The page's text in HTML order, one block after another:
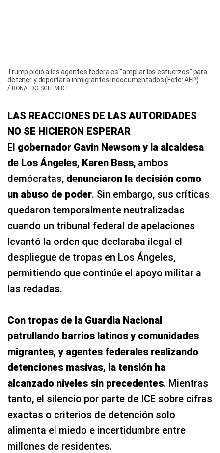
Trump pidió a los agentes federales “ampliar los esfuerzos” para
detener y deportar a inmigrantes indocumentados (Foto: AFP)
/ RONALDO SCHEMIDT
LAS REACCIONES DE LAS AUTORIDADES
NO SE HICIERON ESPERAR
El gobernador Gavin Newsom y la alcaldesa
de Los Ángeles, Karen Bass, ambos
demócratas, denunciaron la decisión como
un abuso de poder. Sin embargo, sus críticas
quedaron temporalmente neutralizadas
cuando un tribunal federal de apelaciones
levantó la orden que declaraba ilegal el
despliegue de tropas en Los Ángeles,
permitiendo que continúe el apoyo militar a
las redadas.
Con tropas de la Guardia Nacional
patrullando barrios latinos y comunidades
migrantes, y agentes federales realizando
detenciones masivas, la tensión ha
alcanzado niveles sin precedentes. Mientras
tanto, el silencio por parte de ICE sobre cifras
exactas o criterios de detención solo
alimenta el miedo e incertidumbre entre
millones de residentes.